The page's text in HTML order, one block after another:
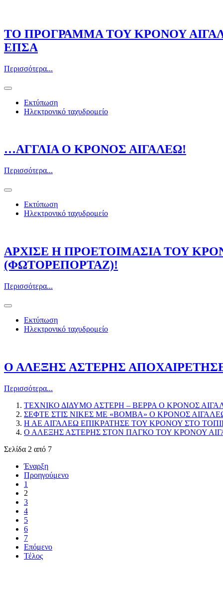
ΤΟ ΠΡΟΓΡΑΜΜΑ ΤΟΥ ΚΡΟΝΟΥ
ΕΠΣΑ
Περισσότερα...
Εκτύπωση
Ηλεκτρονικό ταχυδρομείο
…ΑΓΓΛΙΑ Ο ΚΡΟΝΟΣ ΑΙΓΑΛΕΩ!
Περισσότερα...
Εκτύπωση
Ηλεκτρονικό ταχυδρομείο
ΑΡΧΙΣΕ Η ΠΡΟΕΤΟΙΜΑΣΙΑ ΤΟΥ
(ΦΩΤΟΡΕΠΟΡΤΑΖ)!
Περισσότερα...
Εκτύπωση
Ηλεκτρονικό ταχυδρομείο
Ο ΑΛΕΞΗΣ ΑΣΤΕΡΗΣ
Περισσότερα...
ΤΕΧΝΙΚΟ ΔΙΔΥΜΟ ΑΣΤΕΡΗ – ΒΕΡΡΑ Ο ΚΡΟΝΟΣ
ΣΕΦΤΕ ΣΤΙΣ ΝΙΚΕΣ ΜΕ «ΒΟΜΒΑ» Ο ΚΡΟΝΟΣ
Η ΑΕ ΑΙΓΑΛΕΩ ΕΠΙΚΡΑΤΗΣΕ ΤΟΥ ΚΡΟΝΟΥ ΣΤΟ
Ο ΑΛΕΞΗΣ ΑΣΤΕΡΗΣ ΣΤΟΝ ΠΑΓΚΟ ΤΟΥ ΚΡΟΝΟΥ
Σελίδα 2 από 7
Έναρξη
Προηγούμενο
1
2
3
4
5
6
7
Επόμενο
Τέλος